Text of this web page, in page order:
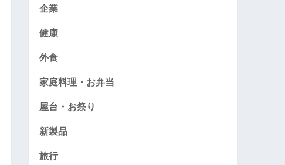
企業
健康
外食
家庭料理・お弁当
屋台・お祭り
新製品
旅行